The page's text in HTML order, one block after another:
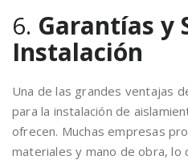
6. Garantías y
Instalación
Una de las grandes ventajas
para la instalación de
ofrecen. Muchas empresas
materiales y mano de obra, lo